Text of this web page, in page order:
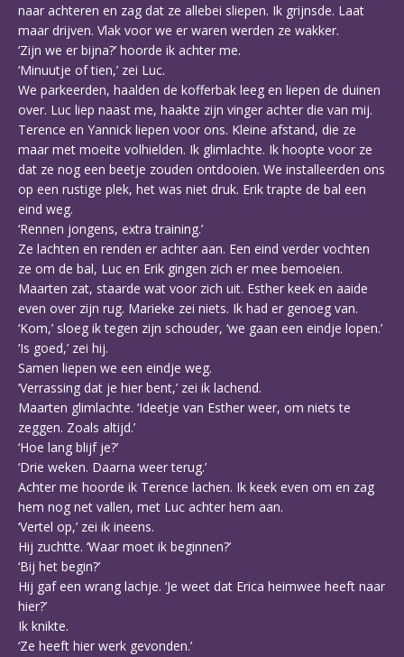
naar achteren en zag dat ze allebei sliepen. Ik grijnsde. Laat
maar drijven. Vlak voor we er waren werden ze wakker.
‘Zijn we er bijna?’ hoorde ik achter me.
‘Minuutje of tien,’ zei Luc.
We parkeerden, haalden de kofferbak leeg en liepen de duinen
over. Luc liep naast me, haakte zijn vinger achter die van mij.
Terence en Yannick liepen voor ons. Kleine afstand, die ze
maar met moeite volhielden. Ik glimlachte. Ik hoopte voor ze
dat ze nog een beetje zouden ontdooien. We installeerden ons
op een rustige plek, het was niet druk. Erik trapte de bal een
eind weg.
‘Rennen jongens, extra training.’
Ze lachten en renden er achter aan. Een eind verder vochten
ze om de bal, Luc en Erik gingen zich er mee bemoeien.
Maarten zat, staarde wat voor zich uit. Esther keek en aaide
even over zijn rug. Marieke zei niets. Ik had er genoeg van.
‘Kom,’ sloeg ik tegen zijn schouder, ‘we gaan een eindje lopen.’
‘Is goed,’ zei hij.
Samen liepen we een eindje weg.
‘Verrassing dat je hier bent,’ zei ik lachend.
Maarten glimlachte. ‘Ideetje van Esther weer, om niets te
zeggen. Zoals altijd.’
‘Hoe lang blijf je?’
‘Drie weken. Daarna weer terug.’
Achter me hoorde ik Terence lachen. Ik keek even om en zag
hem nog net vallen, met Luc achter hem aan.
‘Vertel op,’ zei ik ineens.
Hij zuchtte. ‘Waar moet ik beginnen?’
‘Bij het begin?’
Hij gaf een wrang lachje. ‘Je weet dat Erica heimwee heeft naar
hier?’
Ik knikte.
‘Ze heeft hier werk gevonden.’